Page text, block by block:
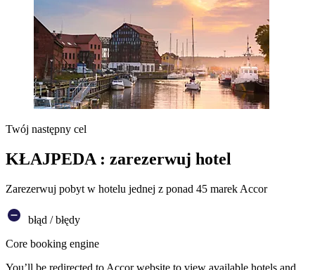
Twój następny cel
KŁAJPEDA : zarezerwuj hotel
Zarezerwuj pobyt w hotelu jednej z ponad 45 marek Accor
błąd / błędy
Core booking engine